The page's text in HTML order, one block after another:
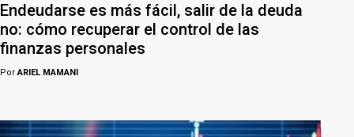
Endeudarse es más fácil, salir de la deuda
no: cómo recuperar el control de las
finanzas personales
PorARIEL MAMANI